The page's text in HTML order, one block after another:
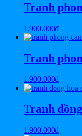
Tranh
1.900.000₫
Tranh
1.900.000₫
Tranh
1.900.000₫